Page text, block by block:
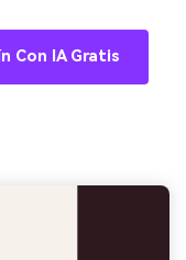
Con IA Gratis